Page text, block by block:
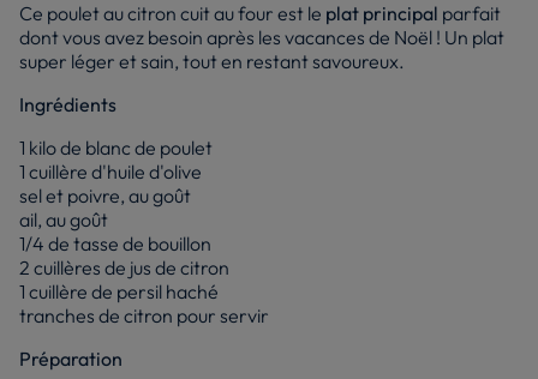
Ce poulet au citron cuit au four est le plat principal parfait
dont vous avez besoin après les vacances de Noël ! Un plat
super léger et sain, tout en restant savoureux.
Ingrédients
1 kilo de blanc de poulet
1 cuillère d'huile d'olive
sel et poivre, au goût
ail, au goût
1/4 de tasse de bouillon
2 cuillères de jus de citron
1 cuillère de persil haché
tranches de citron pour servir
Préparation